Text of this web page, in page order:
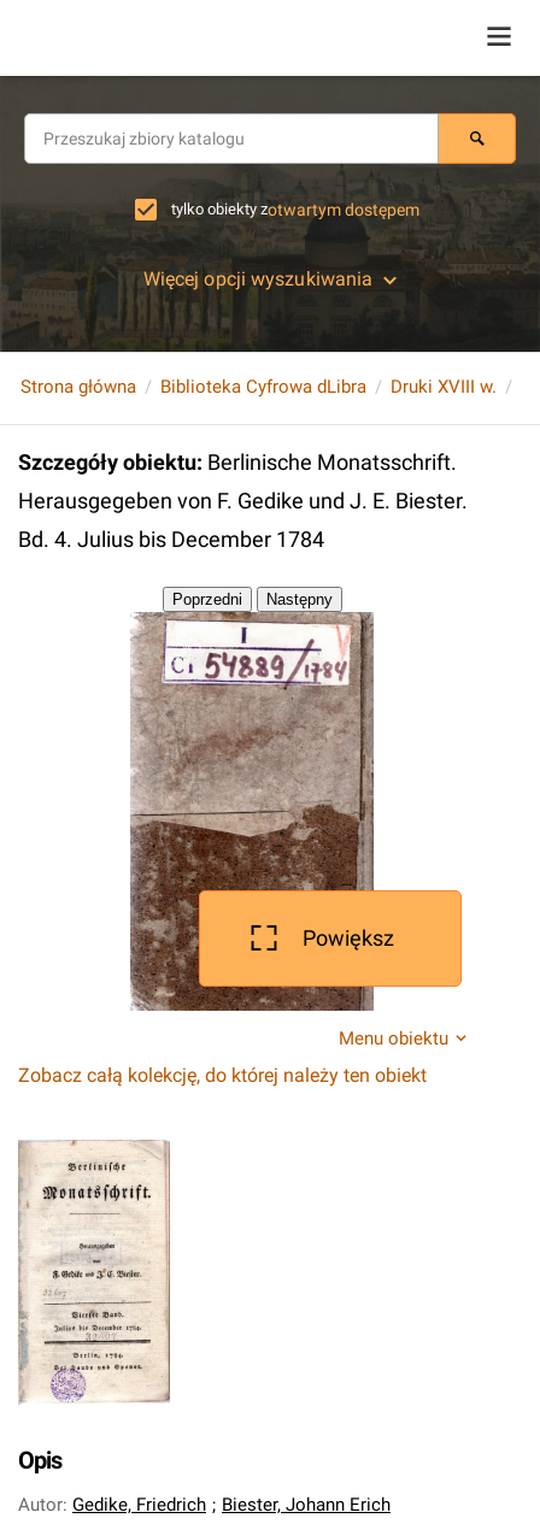
tylko obiekty zotwartym dostępem
Więcej opcji wyszukiwania
Strona główna Biblioteka Cyfrowa dLibra Druki XVIII w.
Szczegóły obiektu: Berlinische Monatsschrift.
Herausgegeben von F. Gedike und J. E. Biester.
Bd. 4. Julius bis December 1784
Powiększ
Menu obiektu
Zobacz całą kolekcję, do której należy ten obiekt
Opis
Autor: Gedike, Friedrich ; Biester, Johann Erich